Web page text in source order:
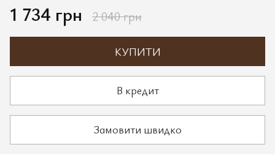
1 734 грн 2 040 грн
КУПИТИ
В кредит
Замовити швидко